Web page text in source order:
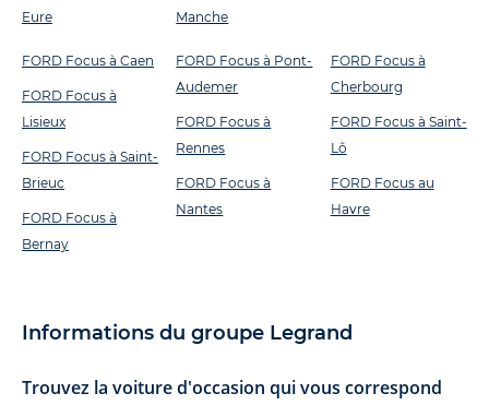
Eure
Manche
FORD Focus à Caen
FORD Focus à
Lisieux
FORD Focus à Saint-
Brieuc
FORD Focus à
Bernay
FORD Focus à Pont-
Audemer
FORD Focus à
Rennes
FORD Focus à
Nantes
FORD Focus à
Cherbourg
FORD Focus à Saint-
Lô
FORD Focus au
Havre
Informations du groupe Legrand
Trouvez la voiture d'occasion qui vous correspond